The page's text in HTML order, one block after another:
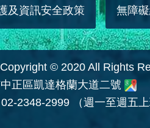
及資訊安全政策 無障
© 2020 All Rights
正區凱達格蘭大道二號
2348-2999 （週一至週五上